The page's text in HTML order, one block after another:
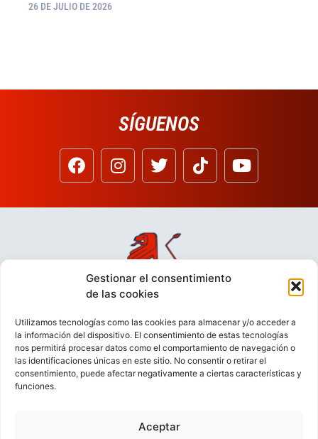
Gestionar el consentimiento
de las cookies
Utilizamos tecnologías como las cookies para almacenar y/o acceder a
la información del dispositivo. El consentimiento de estas tecnologías
nos permitirá procesar datos como el comportamiento de navegación o
las identificaciones únicas en este sitio. No consentir o retirar el
consentimiento, puede afectar negativamente a ciertas características y
funciones.
Aceptar
26 DE JULIO DE 2026
SÍGUENOS